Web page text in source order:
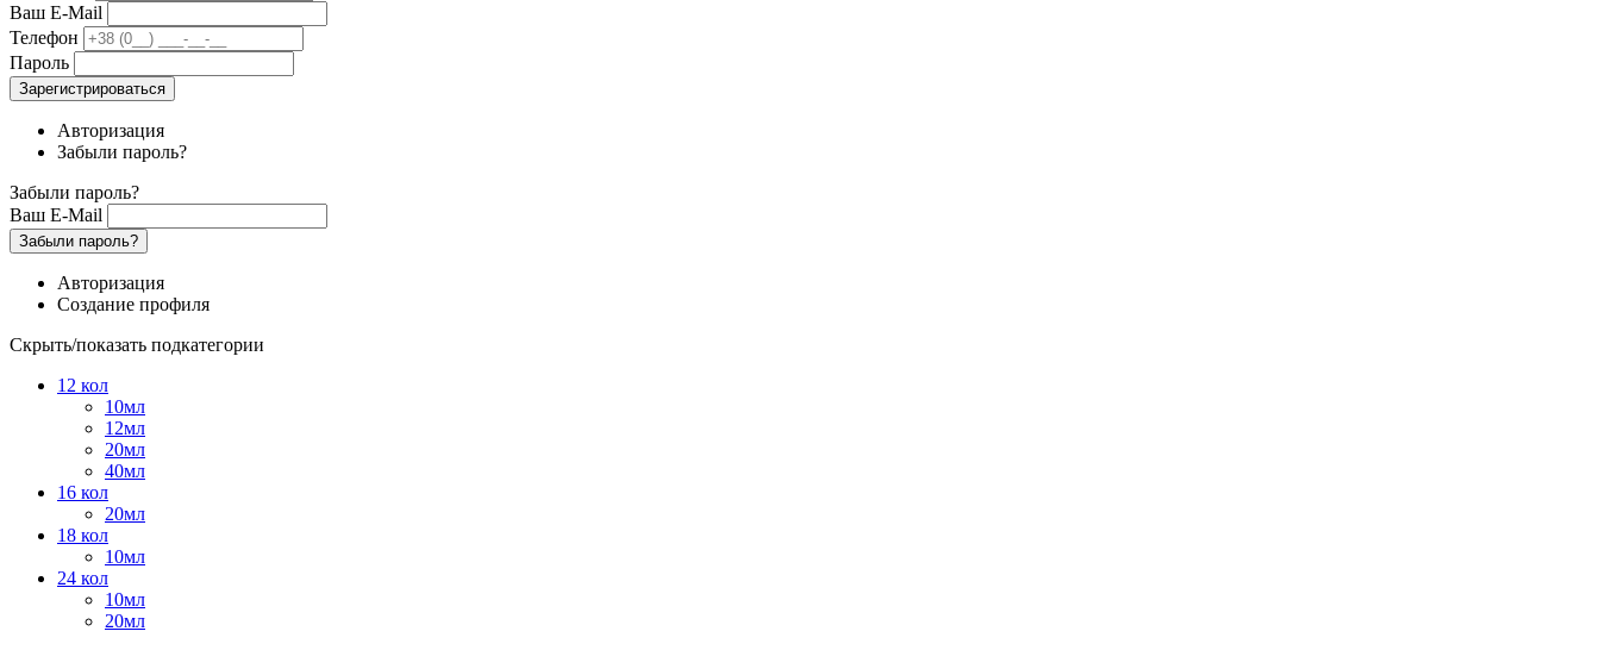
Ваш E-Mail
Телефон
Пароль
Зарегистрироваться
Авторизация
Забыли пароль?
Забыли пароль?
Ваш E-Mail
Забыли пароль?
Авторизация
Создание профиля
Скрыть/показать подкатегории
12 кол
10мл
12мл
20мл
40мл
16 кол
20мл
18 кол
10мл
24 кол
10мл
20мл